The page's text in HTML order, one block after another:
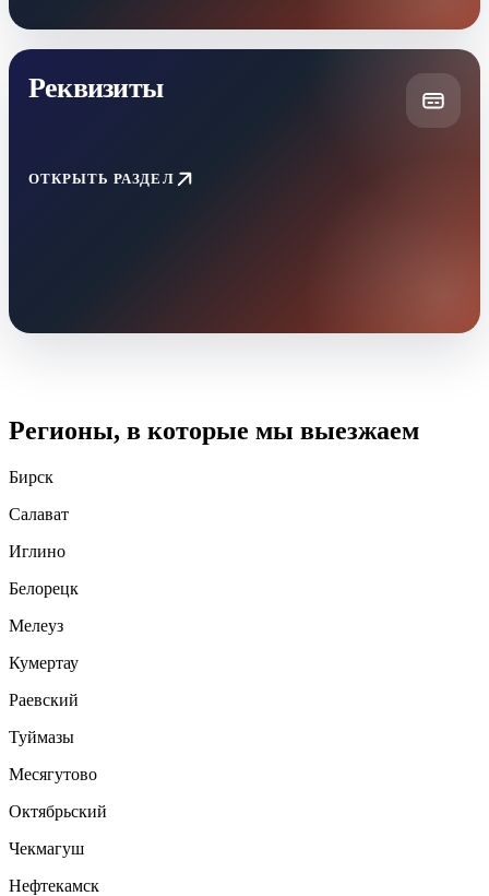
Реквизиты
ОТКРЫТЬ РАЗДЕЛ
Регионы, в которые мы выезжаем
Бирск
Салават
Иглино
Белорецк
Мелеуз
Кумертау
Раевский
Туймазы
Месягутово
Октябрьский
Чекмагуш
Нефтекамск